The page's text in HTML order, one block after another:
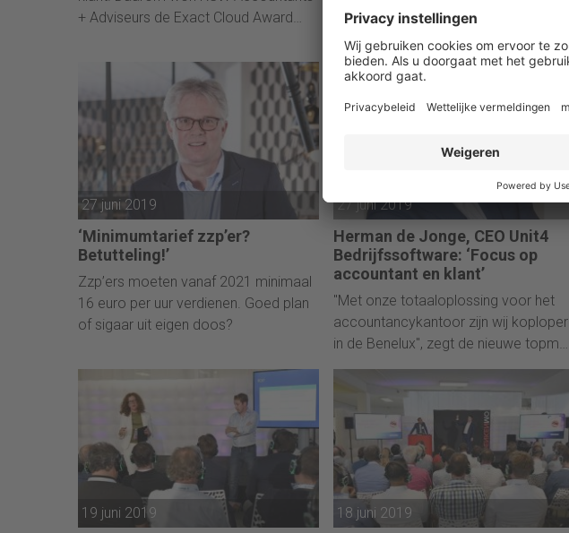
+ Adviseurs de Exact Cloud Award
Exact Cloud Award voor Innovatie.
“Dankzij wow-factor óók
aantrekkelijker als werkgever.”
27 juni 2019
‘Minimumtarief zzp’er?
Betutteling!’
Zzp’ers moeten vanaf 2021 minimaal
16 euro per uur verdienen. Goed plan
of sigaar uit eigen doos?
27 juni 2019
Herman de Jonge, CEO Unit4
Bedrijfssoftware: ‘Focus op
accountant en klant’
"Met onze totaaloplossing voor het
accountancykantoor zijn wij koploper
in de Benelux", zegt de nieuwe topman
van Unit4.
19 juni 2019 18 juni 2019